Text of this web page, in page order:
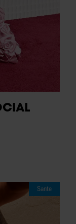
Sante